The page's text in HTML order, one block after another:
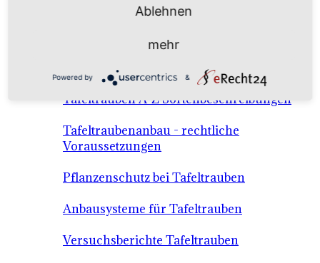
Tafeltrauben A-Z Sortenbeschreibungen
Tafeltraubenanbau - rechtliche
Voraussetzungen
Pflanzenschutz bei Tafeltrauben
Anbausysteme für Tafeltrauben
Versuchsberichte Tafeltrauben
Ablehnen
mehr
Powered by &